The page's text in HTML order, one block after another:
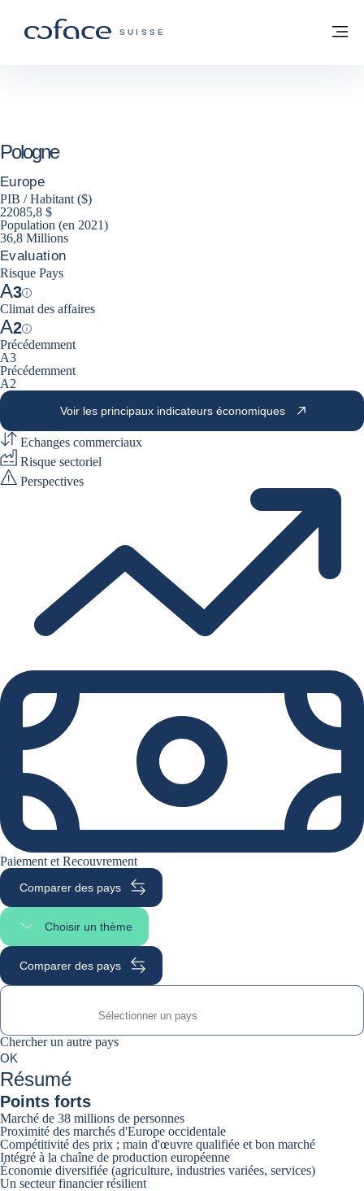
COFACE, FOR TRADE - PAGE
SUISSE
Retour à la page d'accueil
Pologne
Europe
PIB / Habitant ($)
22085,8 $
Population (en 2021)
36,8 Millions
Evaluation
Risque Pays
A3
Help
Climat des affaires
A2
Help
Précédemment
A3
Précédemment
A2
Voir les principaux indicateurs économiques
Echanges commerciaux
Risque sectoriel
Perspectives
Paiement et Recouvrement
Comparer des pays
Choisir un thème
Sélectionner une section
Comparer des pays
Chercher un autre pays
0suggestions
Chercher un autre pays
OK
Résumé
Points forts
Marché de 38 millions de personnes
Proximité des marchés d'Europe occidentale
Compétitivité des prix ; main d'œuvre qualifiée et bon marché
Intégré à la chaîne de production européenne
Économie diversifiée (agriculture, industries variées, services)
Un secteur financier résilient